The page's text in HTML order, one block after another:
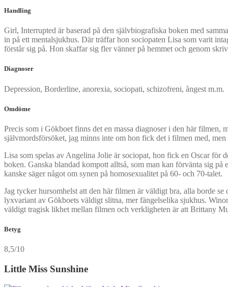
Handling
Girl, Interrupted är baserad på den självbiografiska boken med
in på ett mentalsjukhus. Där träffar hon sociopaten Lisa som varit
förstår sig på. Hon skaffar sig fler vänner på hemmet och genom
Diagnoser
Depression, Borderline, anorexia, sociopati, schizofreni, ångest m.m.
Omdöme
Precis som i Gökboet finns det en massa diagnoser i den här filmen,
självmordsförsöket, jag minns inte om hon fick det i filmen med,
Lisa som spelas av Angelina Jolie är sociopat, hon fick en Oscar
boken. Ganska blandad kompott alltså, som man kan förvänta sig
kanske säger något om synen på homosexualitet på 60- och 70-talet.
Jag tycker hursomhelst att den här filmen är väldigt bra, alla borde
lyxvariant av Gökboets väldigt slitna, mer fängelselika sjukhus.
väldigt tragisk likhet mellan filmen och verkligheten är att Brittany
Betyg
8,5/10
Little Miss Sunshine